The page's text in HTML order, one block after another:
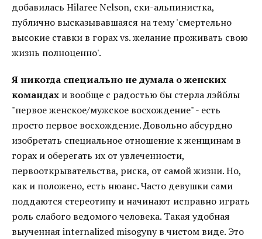
добавилась Hilaree Nelson, ски-альпинистка,
публично высказывавшаяся на тему 'смертельно
высокие ставки в горах vs. желание проживать свою
жизнь полноценно'.
Я никогда специально не думала о женских
командах и вообще с радостью бы стерла лэйблы
"первое женское/мужское восхождение" - есть
просто первое восхождение. Довольно абсурдно
изобретать специальное отношение к женщинам в
горах и оберегать их от увлеченности,
первооткрывательства, риска, от самой жизни. Но,
как и положено, есть нюанс. Часто девушки сами
поддаются стереотипу и начинают исправно играть
роль слабого ведомого человека. Такая удобная
выученная internalized misogyny в чистом виде. Это